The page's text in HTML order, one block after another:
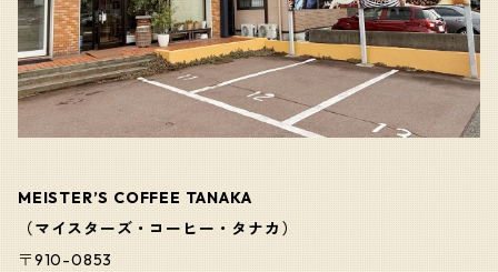
MEISTER’S COFFEE TANAKA
（マイスターズ・コーヒー・タナカ）
〒910-0853